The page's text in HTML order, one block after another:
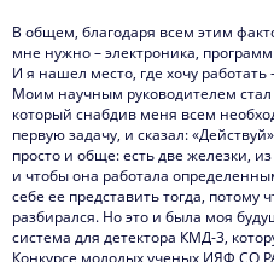
В общем, благодаря всем этим
мне нужно – электроника,
И я нашел место, где хочу
Моим научным руководителем
который снабдив меня всем
первую задачу, и сказал:
просто и обще: есть две железки,
и чтобы она работала
себе ее представить тогда, потому
разбирался. Но это и была моя
система для детектора КМД-3,